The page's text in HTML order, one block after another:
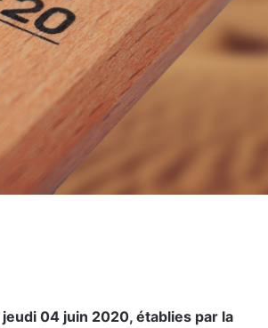
04 juin 2020, établies par la